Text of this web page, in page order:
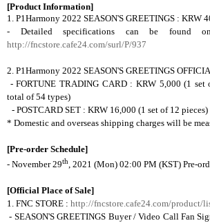
[Product Information]
1. P1Harmony 2022 SEASON'S GREETINGS : KRW
- Detailed specifications can be found
http://fncstore.cafe24.com/surl/P/937
2. P1Harmony 2022 SEASON'S GREETINGS
- FORTUNE TRADING CARD : KRW 5,000 (1 set
total of 54 types)
- POSTCARD SET : KRW 16,000 (1 set of 12 pieces)
* Domestic and overseas shipping charges will be
[Pre-order Schedule]
- November 29th , 2021 (Mon) 02:00 PM (KST) Pre-
[Official Place of Sale]
1. FNC STORE : http://fncstore.cafe24.com/product/
- SEASON'S GREETINGS Buyer / Video Call Fan